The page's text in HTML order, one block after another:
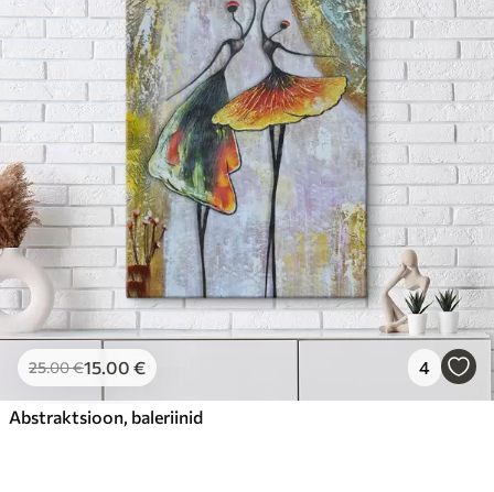
25.00€15.00 € 4
Abstraktsioon, baleriinid